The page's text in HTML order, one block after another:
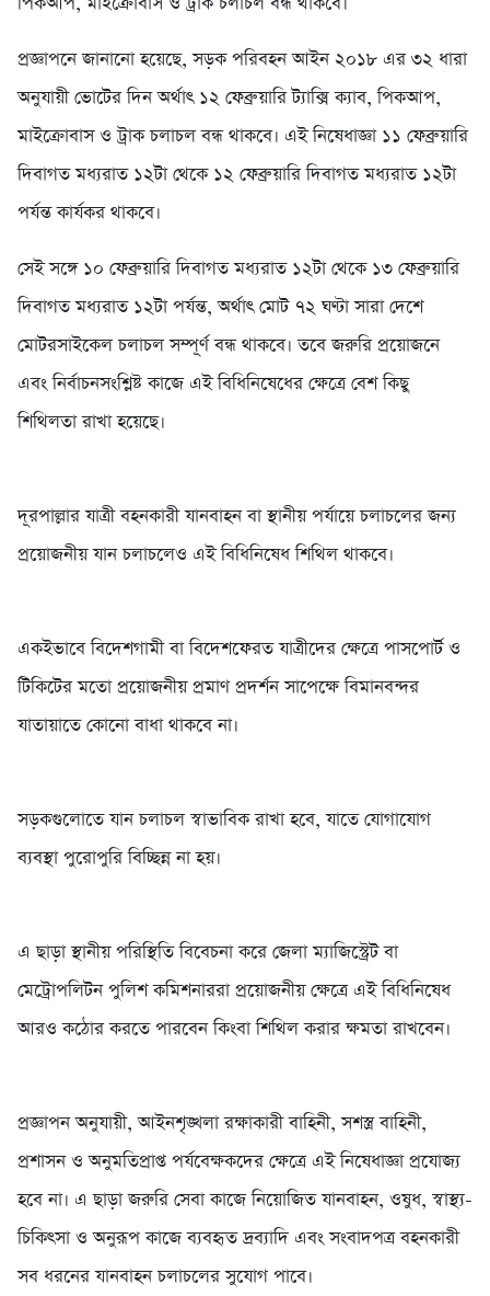
প্রজ্ঞাপনে জানানো হয়েছে, সড়ক পরিবহন আইন ২০১৮ এর ৩২ ধারা
অনুযায়ী ভোটের দিন অর্থাৎ ১২ ফেব্রুয়ারি ট্যাক্সি ক্যাব, পিকআপ,
মাইক্রোবাস ও ট্রাক চলাচল বন্ধ থাকবে। এই নিষেধাজ্ঞা ১১ ফেব্রুয়ারি
দিবাগত মধ্যরাত ১২টা থেকে ১২ ফেব্রুয়ারি দিবাগত মধ্যরাত ১২টা
পর্যন্ত কার্যকর থাকবে।
সেই সঙ্গে ১০ ফেব্রুয়ারি দিবাগত মধ্যরাত ১২টা থেকে ১৩ ফেব্রুয়ারি
দিবাগত মধ্যরাত ১২টা পর্যন্ত, অর্থাৎ মোট ৭২ ঘণ্টা সারা দেশে
মোটরসাইকেল চলাচল সম্পূর্ণ বন্ধ থাকবে। তবে জরুরি প্রয়োজনে
এবং নির্বাচনসংশ্লিষ্ট কাজে এই বিধিনিষেধের ক্ষেত্রে বেশ কিছু
শিথিলতা রাখা হয়েছে।
দূরপাল্লার যাত্রী বহনকারী যানবাহন বা স্থানীয় পর্যায়ে চলাচলের জন্য
প্রয়োজনীয় যান চলাচলেও এই বিধিনিষেধ শিথিল থাকবে।
একইভাবে বিদেশগামী বা বিদেশফেরত যাত্রীদের ক্ষেত্রে পাসপোর্ট ও
টিকিটের মতো প্রয়োজনীয় প্রমাণ প্রদর্শন সাপেক্ষে বিমানবন্দর
যাতায়াতে কোনো বাধা থাকবে না।
সড়কগুলোতে যান চলাচল স্বাভাবিক রাখা হবে, যাতে যোগাযোগ
ব্যবস্থা পুরোপুরি বিচ্ছিন্ন না হয়।
এ ছাড়া স্থানীয় পরিস্থিতি বিবেচনা করে জেলা ম্যাজিস্ট্রেট বা
মেট্রোপলিটন পুলিশ কমিশনাররা প্রয়োজনীয় ক্ষেত্রে এই বিধিনিষেধ
আরও কঠোর করতে পারবেন কিংবা শিথিল করার ক্ষমতা রাখবেন।
প্রজ্ঞাপন অনুযায়ী, আইনশৃঙ্খলা রক্ষাকারী বাহিনী, সশস্ত্র বাহিনী,
প্রশাসন ও অনুমতিপ্রাপ্ত পর্যবেক্ষকদের ক্ষেত্রে এই নিষেধাজ্ঞা প্রযোজ্য
হবে না। এ ছাড়া জরুরি সেবা কাজে নিয়োজিত যানবাহন, ওষুধ, স্বাস্থ্য-
চিকিৎসা ও অনুরূপ কাজে ব্যবহৃত দ্রব্যাদি এবং সংবাদপত্র বহনকারী
সব ধরনের যানবাহন চলাচলের সুযোগ পাবে।